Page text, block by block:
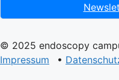
© 2025 endoscopy
Impressum
•